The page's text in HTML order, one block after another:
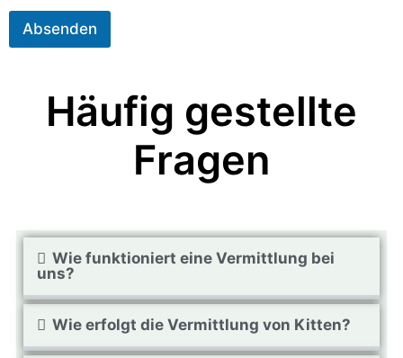
h
i
Absenden
Häufig gestellte
Fragen
Wie funktioniert eine Vermittlung bei
uns?
Wie erfolgt die Vermittlung von Kitten?